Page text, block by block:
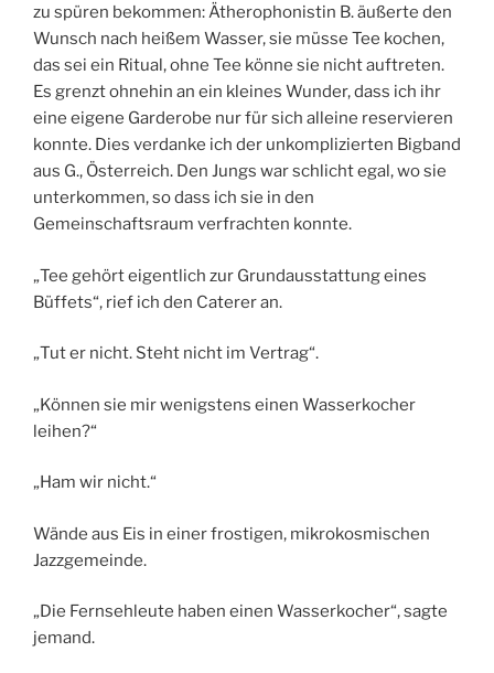
zu spüren bekommen: Ätherophonistin B. äußerte den
Wunsch nach heißem Wasser, sie müsse Tee kochen,
das sei ein Ritual, ohne Tee könne sie nicht auftreten.
Es grenzt ohnehin an ein kleines Wunder, dass ich ihr
eine eigene Garderobe nur für sich alleine reservieren
konnte. Dies verdanke ich der unkomplizierten Bigband
aus G., Österreich. Den Jungs war schlicht egal, wo sie
unterkommen, so dass ich sie in den
Gemeinschaftsraum verfrachten konnte.
„Tee gehört eigentlich zur Grundausstattung eines
Büffets“, rief ich den Caterer an.
„Tut er nicht. Steht nicht im Vertrag“.
„Können sie mir wenigstens einen Wasserkocher
leihen?“
„Ham wir nicht.“
Wände aus Eis in einer frostigen, mikrokosmischen
Jazzgemeinde.
„Die Fernsehleute haben einen Wasserkocher“, sagte
jemand.